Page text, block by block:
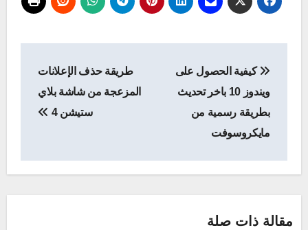
المقالات
كيفية الحصول على
ويندوز 10 باخر تحديث
بطريقة رسمية من
مايكروسوفت
طريقة حذف الإعلانات
المزعجة من شاشة بلاي
ستيشن 4
مقالة ذات صلة